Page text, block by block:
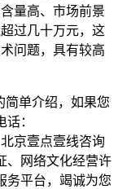
量高、市场前景
过几十万元，这
问题，具有较高
简单介绍，如果您
：
京壹点壹线咨询
、网络文化经营许
务平台，竭诚为您